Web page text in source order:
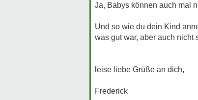
Ja, Babys können auch mal
Und so wie du dein Kind
was gut war, aber auch nicht
leise liebe Grüße an dich,
Frederick